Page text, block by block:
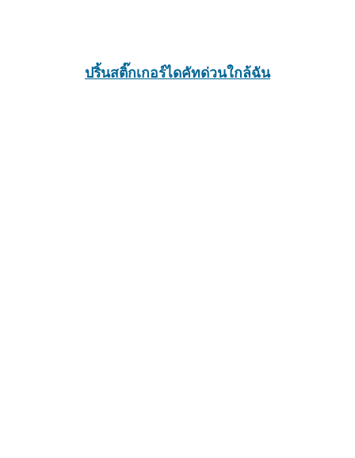
ปริ้นสติ๊กเกอร์ไดคัทด่วนใกล้ฉัน